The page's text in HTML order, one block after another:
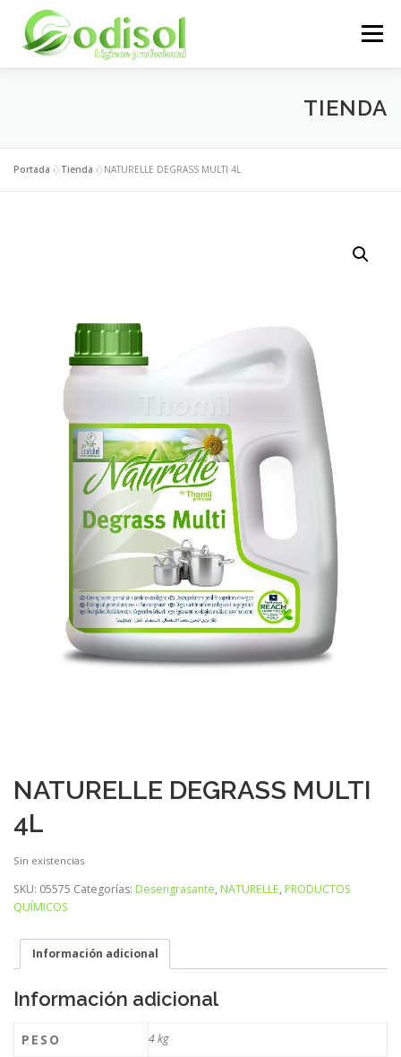
contenido
Menú
ÁREA CLIENTES CONTACTO
TIENDA
Portada »Tienda »NATURELLE DEGRASS MULTI 4L
NATURELLE DEGRASS MULTI
4L
Sin existencias
SKU: 05575 Categorías: Desengrasante, NATURELLE, PRODUCTOS
QUÍMICOS
Información adicional
Información adicional
PESO 4 kg